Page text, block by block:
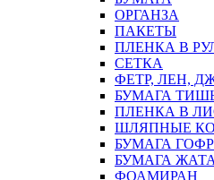
ОРГАНЗА
ПАКЕТЫ
ПЛЕНКА В
СЕТКА
ФЕТР, ЛЕН,
БУМАГА
ПЛЕНКА В
ШЛЯПНЫЕ
БУМАГА
БУМАГА
ФОАМИРАН